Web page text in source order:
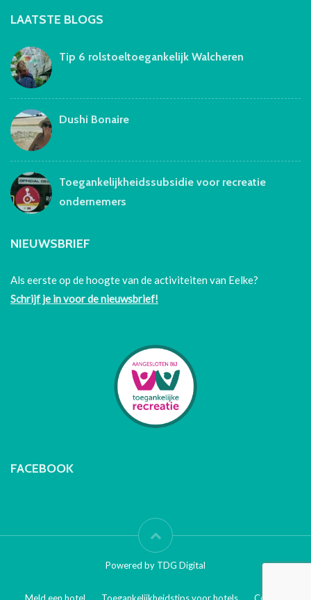
LAATSTE BLOGS
Tip 6 rolstoeltoegankelijk Walcheren
Dushi Bonaire
Toegankelijkheidssubsidie voor recreatie
ondernemers
NIEUWSBRIEF
Als eerste op de hoogte van de activiteiten van Eelke?
Schrijf je in voor de nieuwsbrief!
FACEBOOK
Powered by TDG Digital